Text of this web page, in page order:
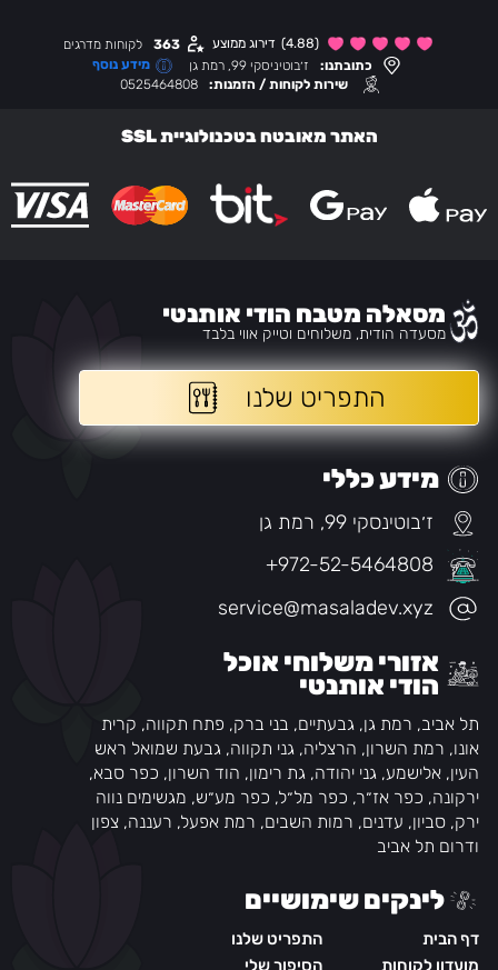
מידע נוסף כתובתנו:
ז׳בוטיניסקי 99, רמת גן
שירות לקוחות / הזמנות:
0525464808
363 לקוחות מדרגים (4.88) דירוג ממוצע
האתר מאובטח בטכנולוגיית SSL
מסאלה מטבח הודי אותנטי
מסעדה הודית, משלוחים וטייק אווי בלבד
התפריט שלנו
מידע כללי
ז׳בוטינסקי 99, רמת גן
+972-52-5464808
service@masaladev.xyz
אזורי משלוחי אוכל
הודי אותנטי
תל אביב, רמת גן, גבעתיים, בני ברק, פתח תקווה, קרית
אונו, רמת השרון, הרצליה, גני תקווה, גבעת שמואל ראש
העין, אלישמע, גני יהודה, גת רימון, הוד השרון, כפר סבא,
ירקונה, כפר אז״ר, כפר מל״ל, כפר מע״ש, מגשימים נווה
ירק, סביון, עדנים, רמות השבים, רמת אפעל, רעננה, צפון
ודרום תל אביב
לינקים שימושיים
דף הבית
התפריט שלנו
מועדון לקוחות
הסיפור שלי